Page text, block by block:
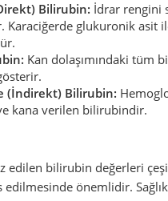
Bilirubin: İdrar rengini
Karaciğerde glukuronik asit
Kan dolaşımındaki tüm
(İndirekt) Bilirubin:
kana verilen bilirubindir.
edilen bilirubin değerleri
edilmesinde önemlidir.